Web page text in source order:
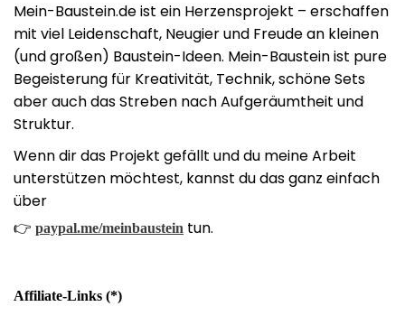
Mein-Baustein.de ist ein Herzensprojekt – erschaffen
mit viel Leidenschaft, Neugier und Freude an kleinen
(und großen) Baustein-Ideen. Mein-Baustein ist pure
Begeisterung für Kreativität, Technik, schöne Sets
aber auch das Streben nach Aufgeräumtheit und
Struktur.
Wenn dir das Projekt gefällt und du meine Arbeit
unterstützen möchtest, kannst du das ganz einfach
über
👉 paypal.me/meinbaustein tun.
Affiliate-Links (*)